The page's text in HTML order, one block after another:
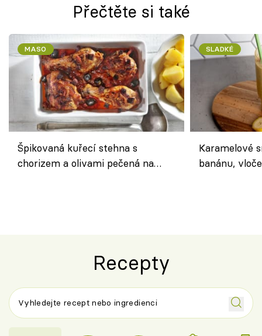
Přečtěte si také
MASO
Špikovaná kuřecí stehna s
chorizem a olivami pečená na
SLADKÉ
Karamelové
banánu,
Recepty